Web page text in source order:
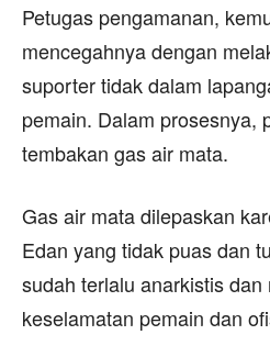
Petugas pengamanan,
mencegahnya dengan
suporter tidak dalam
pemain. Dalam prosesnya,
tembakan gas air mata.
Gas air mata dilepaskan
Edan yang tidak puas dan
sudah terlalu anarkistis dan
keselamatan pemain dan